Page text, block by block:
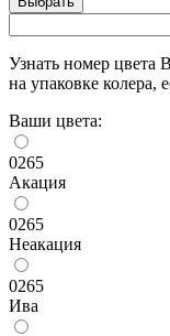
Узнать номер цвета
на упаковке колера,
Ваши цвета:
0265
Акация
0265
Неакация
0265
Ива